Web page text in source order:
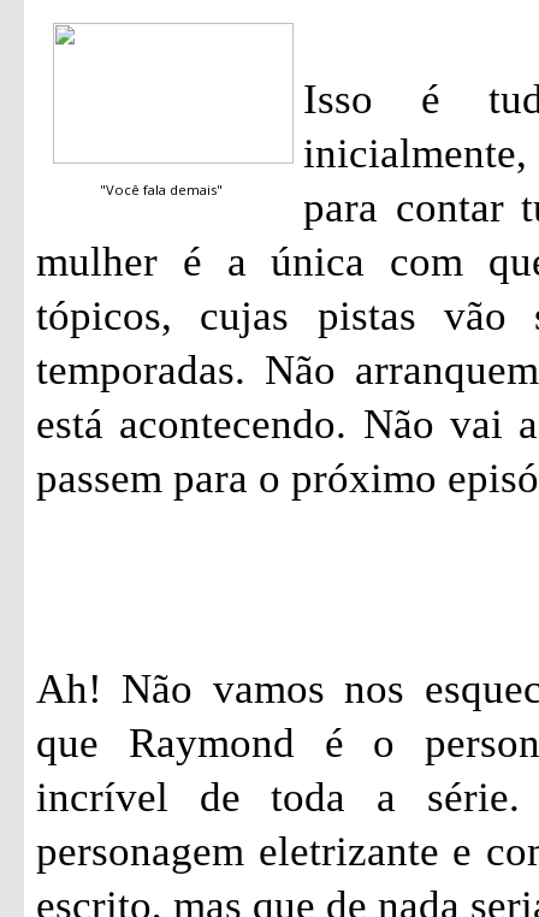
"Você fala demais"
Isso é
para contar
mulher é a única com
tópicos, cujas pistas vão
temporadas. Não
está acontecendo. Não vai
passem para o próximo
Ah! Não vamos nos
que Raymond é o
incrível de toda a
personagem eletrizante e
escrito, mas que de nada